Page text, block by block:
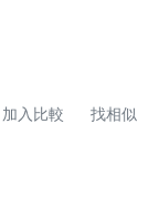
加入比較 找相似